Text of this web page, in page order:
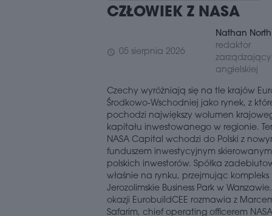
CZŁOWIEK Z NASA
schedule 05 sierpnia 2026
Nathan North
redaktor
zarządzający
angielskiej
Czechy wyróżniają się na tle krajów
Środkowo-Wschodniej jako rynek, z
pochodzi największy wolumen
kapitału inwestowanego w regionie.
NASA Capital wchodzi do Polski z
funduszem inwestycyjnym
polskich inwestorów. Spółka
właśnie na rynku, przejmując kompleks
Jerozolimskie Business Park w
okazji EurobuildCEE rozmawia z
Safarim, chief operating officerem NASA